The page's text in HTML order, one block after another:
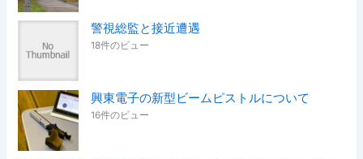
警視総監と接近遭遇
18件のビュー
興東電子の新型ビームピストルについて
16件のビュー